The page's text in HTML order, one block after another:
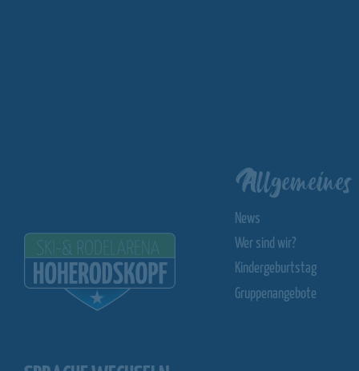
Allgemeines
News
Wer sind wir?
Kindergeburtstag
Gruppenangebote